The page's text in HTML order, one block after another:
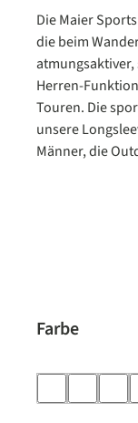
Die Maier
die beim
Herren-
Touren. Die
unsere
Männer, die
Farbe